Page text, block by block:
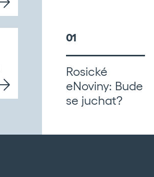
01
Rosické
eNoviny: Bude
se juchat?